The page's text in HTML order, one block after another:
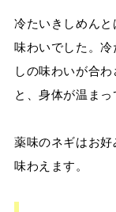
冷たいきしめん
味わいでした。
しの味わいが合わ
と、身体が温まっ
薬味のネギはお
味わえます。